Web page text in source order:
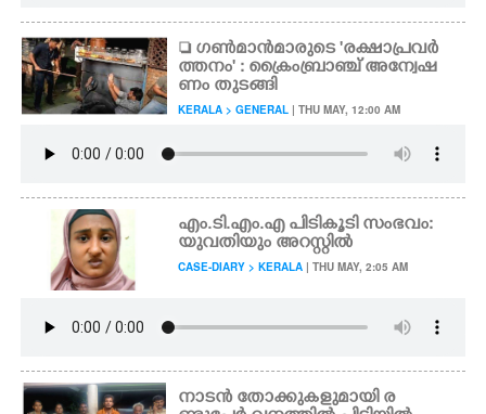
 ഗൺമാൻമാരുടെ 'രക്ഷാപ്രവർ
ത്തനം' : ക്രൈംബ്രാഞ്ച് അന്വേഷ
ണം തുടങ്ങി
KERALA > GENERAL | THU MAY, 12:00 AM
എം.ടി.എം.എ പിടികൂടി സംഭവം:
യുവതിയും അറസ്റ്റിൽ
CASE-DIARY > KERALA | THU MAY, 2:05 AM
നാടൻ തോക്കുകളുമായി ര